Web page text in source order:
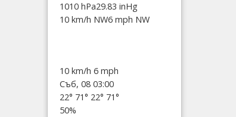
1010 hPa29.83 inHg
10 km/h NW6 mph NW
10 km/h 6 mph
Съб, 08 03:00
22° 71° 22° 71°
50%